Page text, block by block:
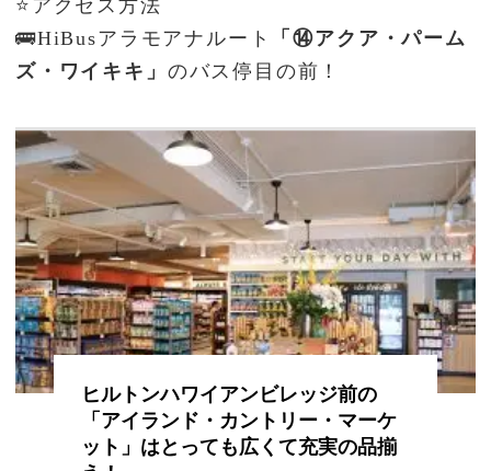
⭐アクセス方法
🚌HiBusアラモアナルート
「⑭アクア・パーム
ズ・ワイキキ」 のバス停目の前！
ヒルトンハワイアンビレッジ前の
「アイランド・カントリー・マーケ
ット」はとっても広くて充実の品揃